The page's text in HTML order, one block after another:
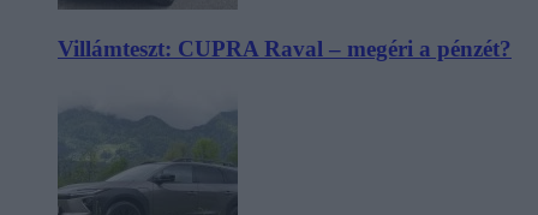
Villámteszt: CUPRA Raval – megéri a pénzét?